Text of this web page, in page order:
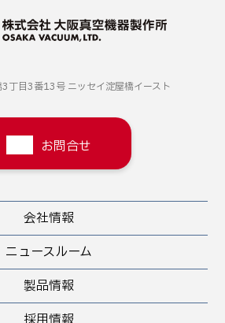
3丁目3番13号 ニッセイ淀屋橋イースト
お問合せ
会社情報
ニュースルーム
製品情報